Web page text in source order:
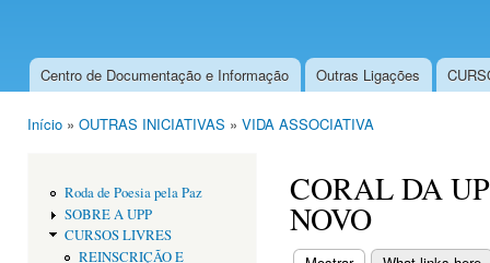
Menu principal
Centro de Documentação e Informação Outras Ligações
Início » OUTRAS INICIATIVAS » VIDA ASSOCIATIVA
Roda de Poesia pela Paz
SOBRE A UPP
CURSOS LIVRES
REINSCRIÇÃO E
CORAL DA
NOVO